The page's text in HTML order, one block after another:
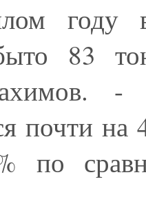
году в
83
-
почти на
по